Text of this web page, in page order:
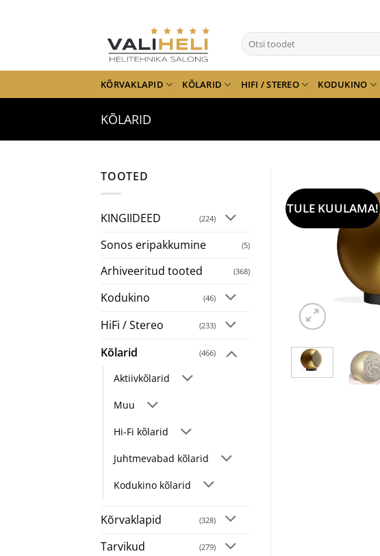
Otsi:
KÕRVAKLAPID KÕLARID HIFI / STEREO KODUKINO
KÕLARID
TOOTED
KINGIIDEED (224)
Sonos eripakkumine (5)
Arhiveeritud tooted (368)
Kodukino (46)
HiFi / Stereo (233)
Kõlarid (466)
Aktiivkõlarid
Muu
Hi-Fi kõlarid
Juhtmevabad kõlarid
Kodukino kõlarid
Kõrvaklapid (328)
Tarvikud (279)
TULE KUULAMA!